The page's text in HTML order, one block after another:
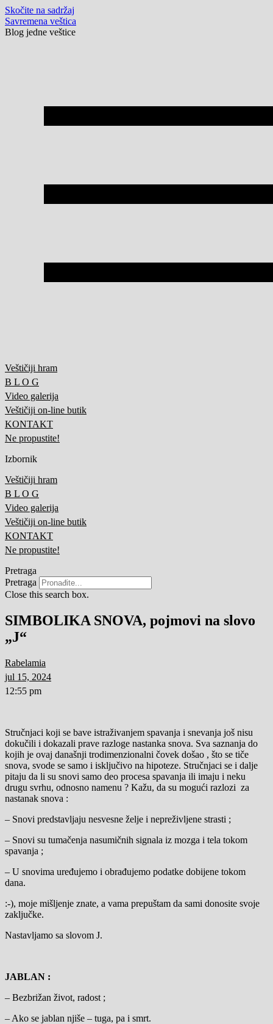
Skočite na sadržaj
Savremena veštica
Blog jedne veštice
Veštičiji hram
B L O G
Video galerija
Veštičiji on-line butik
KONTAKT
Ne propustite!
Izbornik
Veštičiji hram
B L O G
Video galerija
Veštičiji on-line butik
KONTAKT
Ne propustite!
Pretraga
Pretraga
Close this search box.
SIMBOLIKA SNOVA, pojmovi na slovo
„J“
Rabelamia
jul 15, 2024
12:55 pm
Stručnjaci koji se bave istraživanjem spavanja i snevanja još nisu
dokučili i dokazali prave razloge nastanka snova. Sva saznanja do
kojih je ovaj današnji trodimenzionalni čovek došao , što se tiče
snova, svode se samo i isključivo na hipoteze. Stručnjaci se i dalje
pitaju da li su snovi samo deo procesa spavanja ili imaju i neku
drugu svrhu, odnosno namenu ? Kažu, da su mogući razlozi za
nastanak snova :
– Snovi predstavljaju nesvesne želje i nepreživljene strasti ;
– Snovi su tumačenja nasumičnih signala iz mozga i tela tokom
spavanja ;
– U snovima uređujemo i obrađujemo podatke dobijene tokom
dana.
:-), moje mišljenje znate, a vama prepuštam da sami donosite svoje
zaključke.
Nastavljamo sa slovom J.
JABLAN :
– Bezbrižan život, radost ;
– Ako se jablan njiše – tuga, pa i smrt.